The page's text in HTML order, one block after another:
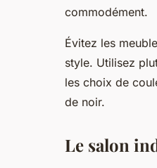
commodément.
Évitez les
style. Utilisez
les choix de
de noir.
Le salon